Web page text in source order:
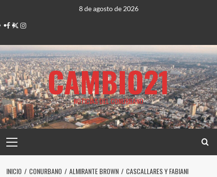
contenido
8 de agosto de 2026
Facebook
TwitterInstagram
CAMBIO21
NOTICIAS DEL CONURBANO
principal
INICIO CONURBANO ALMIRANTE BROWN
CASCALLARES Y FABIANI